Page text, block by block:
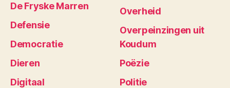
De Fryske Marren
Defensie
Democratie
Dieren
Digitaal
Overheid
Overpeinzingen uit
Koudum
Poëzie
Politie